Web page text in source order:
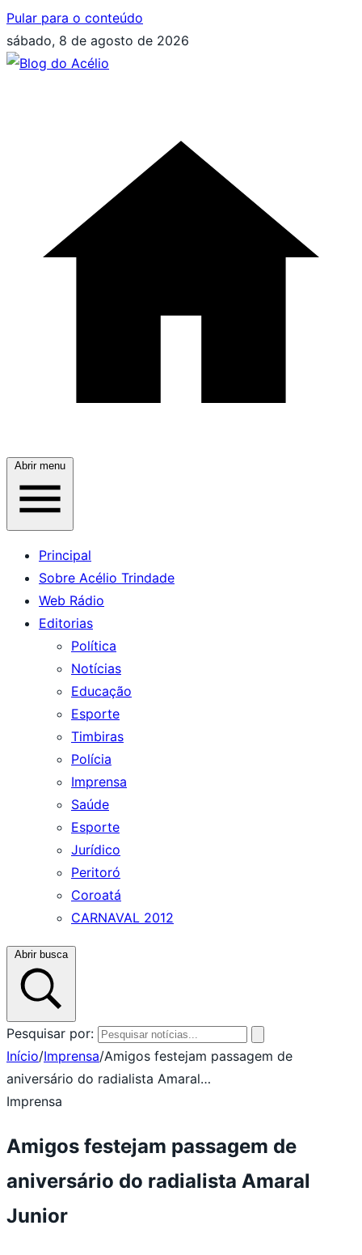
Pular para o conteúdo
sábado, 8 de agosto de 2026
Abrir menu
Principal
Sobre Acélio Trindade
Web Rádio
Editorias
Política
Notícias
Educação
Esporte
Timbiras
Polícia
Imprensa
Saúde
Esporte
Jurídico
Peritoró
Coroatá
CARNAVAL 2012
Abrir busca
Pesquisar por:
Início/Imprensa/Amigos festejam passagem de
aniversário do radialista Amaral…
Imprensa
Amigos festejam passagem de
aniversário do radialista Amaral
Junior